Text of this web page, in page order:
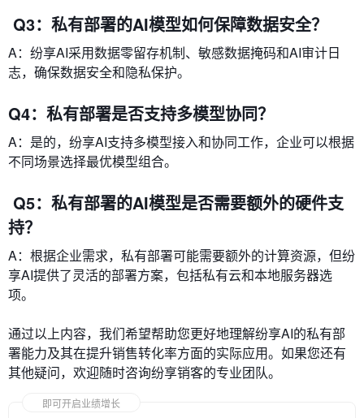
Q3：私有部署的AI模型如何保障数据安全？
A：纷享AI采用数据零留存机制、敏感数据掩码和AI审计日
志，确保数据安全和隐私保护。
Q4：私有部署是否支持多模型协同？
A：是的，纷享AI支持多模型接入和协同工作，企业可以根据
不同场景选择最优模型组合。
Q5：私有部署的AI模型是否需要额外的硬件支
持？
A：根据企业需求，私有部署可能需要额外的计算资源，但纷
享AI提供了灵活的部署方案，包括私有云和本地服务器选
项。
通过以上内容，我们希望帮助您更好地理解纷享AI的私有部
署能力及其在提升销售转化率方面的实际应用。如果您还有
其他疑问，欢迎随时咨询纷享销客的专业团队。
即可开启业绩增长